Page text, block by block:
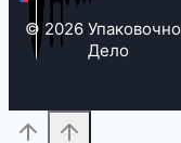
© 2026
Дело